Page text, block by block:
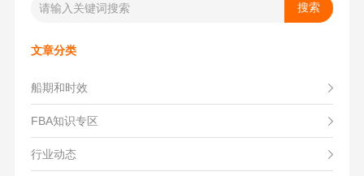
文章分类
船期和时效
FBA知识专区
行业动态